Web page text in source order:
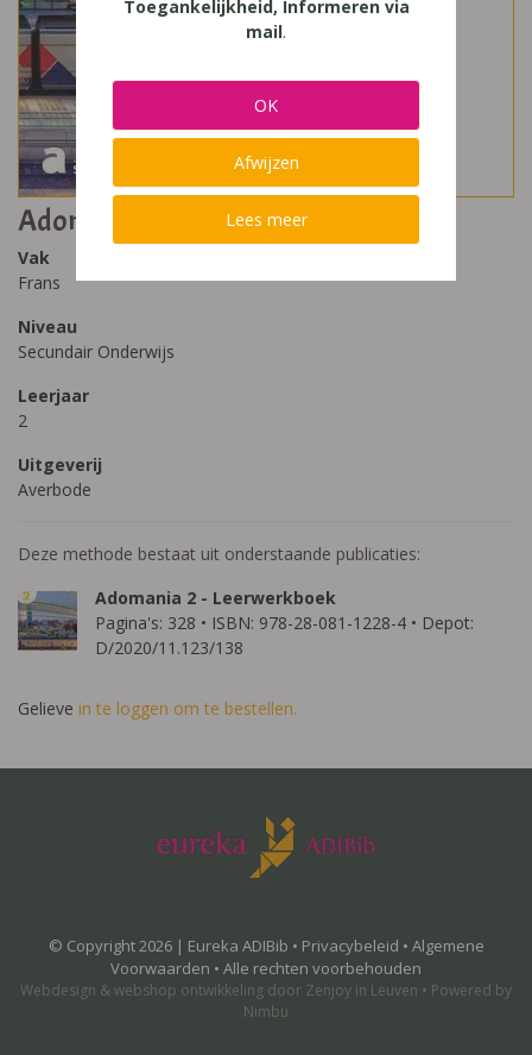
Adomania (2020) 2
Vak
Frans
Niveau
Secundair Onderwijs
Leerjaar
2
Uitgeverij
Averbode
Deze methode bestaat uit onderstaande publicaties:
Adomania 2 - Leerwerkboek
Pagina's: 328 • ISBN: 978-28-081-1228-4 • Depot:
D/2020/11.123/138
Gelieve in te loggen om te bestellen.
© Copyright 2026 | Eureka ADIBib • Privacybeleid • Algemene
Voorwaarden • Alle rechten voorbehouden
Webdesign & webshop ontwikkeling door Zenjoy in Leuven • Powered by
Nimbu
Toegankelijkheid, Informeren via
mail.
OK
Afwijzen
Lees meer